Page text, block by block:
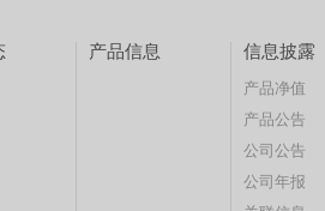
产品信息 信息披露
产品净值
产品公告
公司公告
公司年报